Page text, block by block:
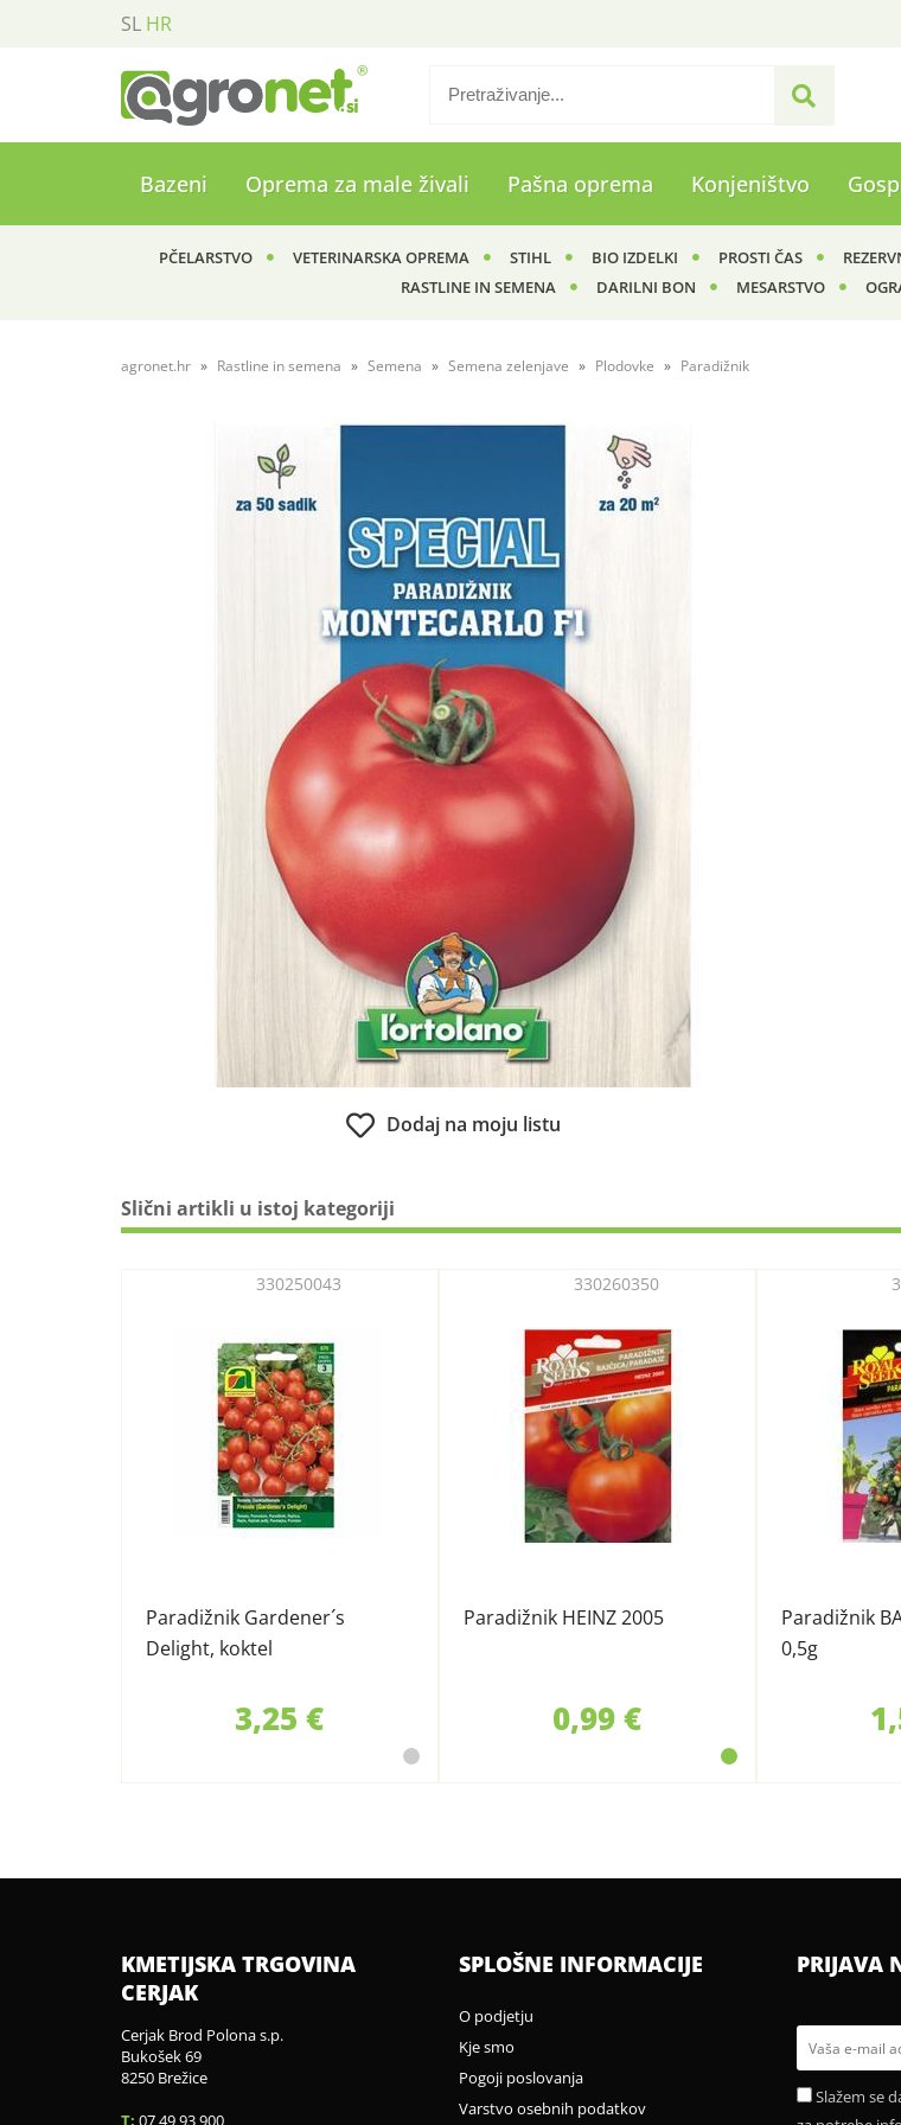
SL HR
Bazeni Oprema za male živali Pašna oprema Konjeništvo
PČELARSTVO VETERINARSKA OPREMA STIHL BIO IZDELKI PROSTI ČAS
RASTLINE IN SEMENA
DARILNI BON MESARSTVO
agronet.hr Rastline in semena Semena Semena zelenjave Plodovke Paradižnik
Dodaj na moju listu
Slični artikli u istoj kategoriji
Paradižnik Gardener´s
Delight, koktel
330250043
3,25 €
Paradižnik HEINZ 2005
330260350
0,99 €
Paradižnik
0,5g
KMETIJSKA TRGOVINA
CERJAK
Cerjak Brod Polona s.p.
Bukošek 69
8250 Brežice
T: 07 49 93 900
SPLOŠNE INFORMACIJE
O podjetju
Kje smo
Pogoji poslovanja
Varstvo osebnih podatkov
PRIJAVA
Slažem se